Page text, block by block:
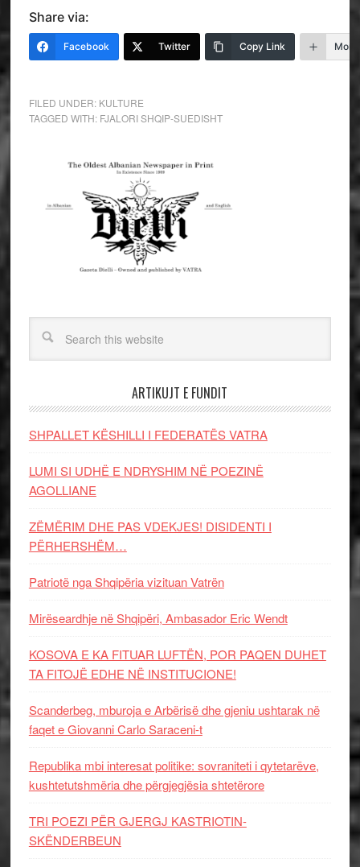
Share via:
Facebook Twitter Copy Link More
FILED UNDER: KULTURE
TAGGED WITH: FJALORI SHQIP-SUEDISHT
ARTIKUJT E FUNDIT
SHPALLET KËSHILLI I FEDERATËS VATRA
LUMI SI UDHË E NDRYSHIM NË POEZINË
AGOLLIANE
ZËMËRIM DHE PAS VDEKJES! DISIDENTI I
PËRHERSHËM…
Patriotë nga Shqipëria vizituan Vatrën
Mirëseardhje në Shqipëri, Ambasador Eric Wendt
KOSOVA E KA FITUAR LUFTËN, POR PAQEN DUHET
TA FITOJË EDHE NË INSTITUCIONE!
Scanderbeg, mburoja e Arbërisë dhe gjeniu ushtarak në
faqet e Giovanni Carlo Saraceni-t
Republika mbi interesat politike: sovraniteti i qytetarëve,
kushtetutshmëria dhe përgjegjësia shtetërore
TRI POEZI PËR GJERGJ KASTRIOTIN-
SKËNDERBEUN